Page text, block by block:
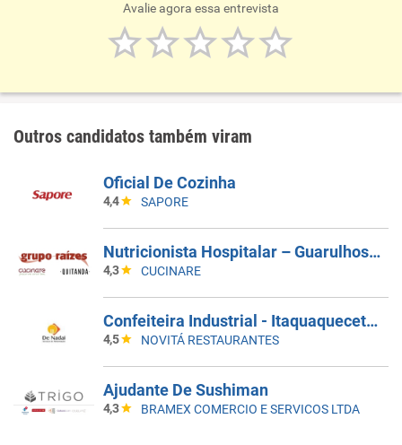
Avalie agora essa entrevista
Outros candidatos também viram
Oficial De Cozinha
4,4 SAPORE
Nutricionista Hospitalar – Guarulhos/SP
4,3 CUCINARE
Confeiteira Industrial - Itaquaquecetuba/SP
4,5 NOVITÁ RESTAURANTES
Ajudante De Sushiman
4,3 BRAMEX COMERCIO E SERVICOS LTDA